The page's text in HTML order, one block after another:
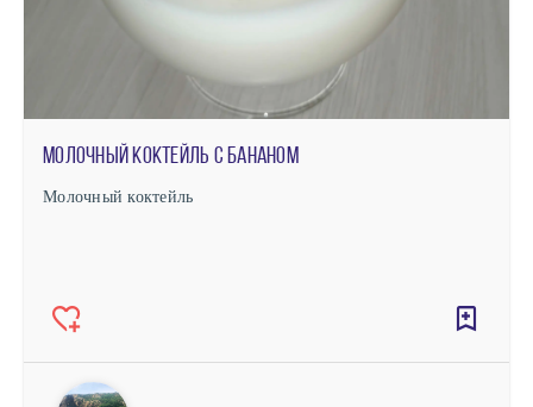
Молочный коктейль с бананом
Молочный коктейль